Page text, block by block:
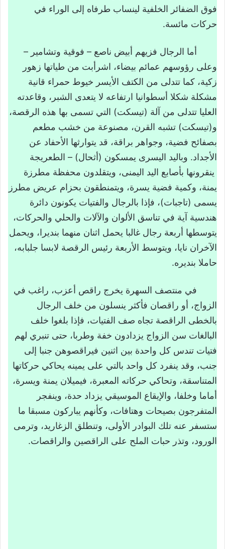
ملامح السرد في النص
قيم النص
القراءة التركيبية
تحميل درس النص القرائي رقصة تاسكيوين
فوق الضفائر الخلفية لينساب طرفاه إلى الوراء في
حركات مائسة.
أما الرجال فزيهم أبيض ناصع – فوقية وتشامير –
وعلى رؤوسهم عمائم بيضاء، اشرأبت من طياتها زهور
زكية، كما تتدلى من الكتف الأيسر خيوط حمراء قانية
مشكلة شكلا أسطوانيا ارتفاعه لا يتعدى الشبر، وقاعدته
العليا تتدلى من آلة (تيسكت) التي تسمى بها هذه الرقصة،
و(تيسكت) تشبه القرن، مصنوعة من خشب مطعم
بصفائح فضية، وجواهر براقة، قد يتوارثها الأحفاد عن
الأجداد. وباليد اليسرى يمسكون (أثحال) – الطعريجة
ينقرونها بأصابع اليد اليمنى، ويتقلدون محفظة مطرزة
يمنة، وكمية فضية يسرة، ويتمنطقون بحزام عريض مطرز
يسمى (تاجبات)، فإذا بالرجال والفتيات يكونون دائرة
هندسية آية في تناسق الألوان والآلات والحلي والحركات،
يتوسطها أربعة رجال غالبا يحمل اثنان منهما بنديرا، ويحمل
الآخران نايا، ويتوسط الأربعة رئيس الرقصة لابسا جلبابه،
حاملا بنديره.
في منتصف السهرة يخرج راقص أعزب، راغب في
الزواج، أو راقصان فأكثر ينسلون من خلف الرجال
بالخطى الراقصة تجاه صف الفتيات، فإذا بلغوا خلف
البالغات سن الزواج يزدادون خفة وطربا، حتى تنبري لهم
فتيات تندس كل واحدة بين اثنين فيراقصوهن جنبا إلى
جنب، وقد ينفرد كل واحد بالتي على يمينه يحاكي حركاتها
المتناسقة، وتحاكي حركاته المعبرة، فيميلان يمنة ويسرة،
أماما وخلفا، والإيقاع الموسيقي يزداد حدة، وينفجر
المتفرجون بصيحات وهتافات، وكأنهم يباركون مسبقا ما
ستسفر عنه تلك البوادر الأولى، وتنطلق الزغاريد، وترمى
الورود، وتذر حبات الملح على الراقصين والراقصات.